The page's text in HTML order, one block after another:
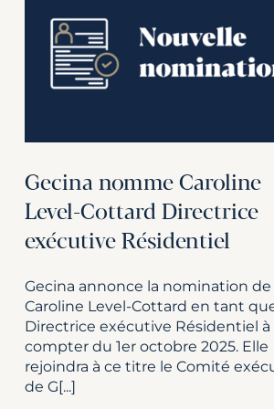
Gecina nomme Caroline
Level-Cottard Directrice
exécutive Résidentiel
Gecina annonce la nomination de
Caroline Level-Cottard en tant
Directrice exécutive Résidentiel à
compter du 1er octobre 2025. Elle
rejoindra à ce titre le Comité
de G[...]